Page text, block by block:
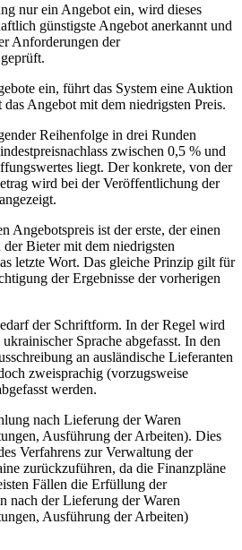
nur ein Angebot ein, wird dieses
günstigste Angebot anerkannt und
Anforderungen der
ein, führt das System eine Auktion
Angebot mit dem niedrigsten Preis.
Reihenfolge in drei Runden
zwischen 0,5 % und
liegt. Der konkrete, von der
wird bei der Veröffentlichung der
Angebotspreis ist der erste, der einen
Bieter mit dem niedrigsten
letzte Wort. Das gleiche Prinzip gilt für
der Ergebnisse der vorherigen
der Schriftform. In der Regel wird
Sprache abgefasst. In den
an ausländische Lieferanten
zweisprachig (vorzugsweise
werden.
nach Lieferung der Waren
Ausführung der Arbeiten). Dies
Verfahrens zur Verwaltung der
zurückzuführen, da die Finanzpläne
Fällen die Erfüllung der
nach der Lieferung der Waren
Ausführung der Arbeiten)